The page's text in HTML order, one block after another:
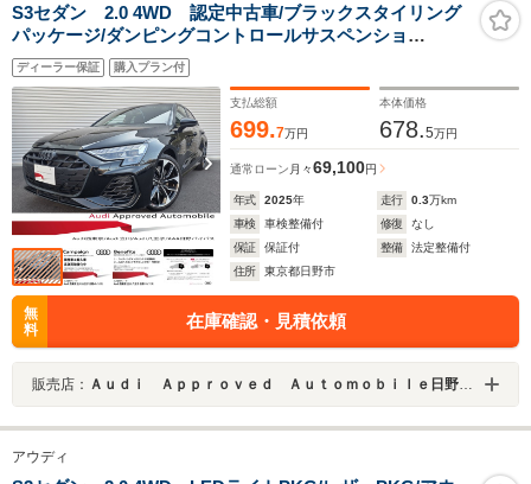
S3セダン 2.0 4WD 認定中古車/ブラックスタイリング
パッケージ/ダンピングコントロールサスペンショ
ン/SONOSサウンドサウンドシステム/ファインナッパレ
ザーシート/Audisport19AW/キャリパーレッド/プライバ
シーガラス/シートヒーター
ディーラー保証 購入プラン付
支払総額
699.7万円
本体価格
678.5万円
通常ローン 月々69,100円
年式 2025年 走行 0.3万km
車検
車検整備付 修復
なし
保証
保証付 整備
法定整備付
住所
東京都日野市
無
料
在庫確認・見積依頼
販売店： Ａｕｄｉ Ａｐｐｒｏｖｅｄ Ａｕｔｏｍｏｂｉｌｅ日野バイパス（株）ビジョナリング ビジョナグループ
アウディ